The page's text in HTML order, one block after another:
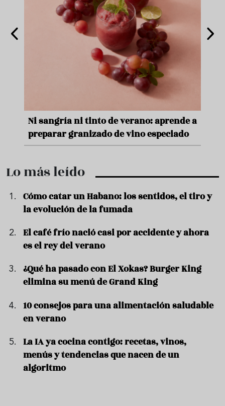
Aceitunas: el aperitivo estrella del
verano
Lo más leído
Cómo catar un Habano: los sentidos, el tiro y
la evolución de la fumada
El café frío nació casi por accidente y ahora
es el rey del verano
¿Qué ha pasado con El Xokas? Burger King
elimina su menú de Grand King
10 consejos para una alimentación saludable
en verano
La IA ya cocina contigo: recetas, vinos,
menús y tendencias que nacen de un
algoritmo